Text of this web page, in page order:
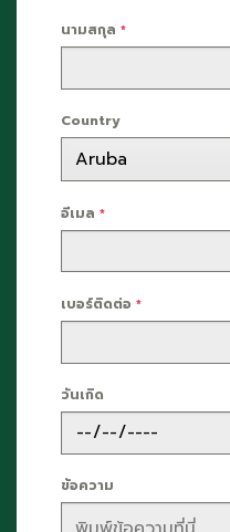
นามสกุล *
Country
อีเมล *
เบอร์ติดต่อ *
วันเกิด
ข้อความ